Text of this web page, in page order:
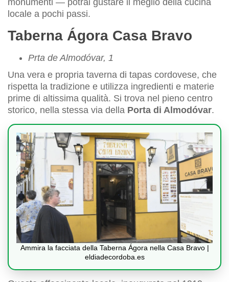
locale a pochi passi.
Taberna Ágora Casa Bravo
Prta de Almodóvar, 1
Una vera e propria taverna di tapas cordovese, che
rispetta la tradizione e utilizza ingredienti e materie
prime di altissima qualità. Si trova nel pieno centro
storico, nella stessa via della Porta di Almodóvar.
Ammira la facciata della Taberna Ágora nella Casa Bravo |
eldiadecordoba.es